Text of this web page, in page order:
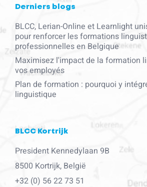
Derniers blogs
BLCC, Lerian-Online et Learnlight
pour renforcer les formations
professionnelles en Belgique
Maximisez l'impact de la formation
vos employés
Plan de formation : pourquoi y
linguistique
BLCC Kortrijk
President Kennedylaan 9B
8500 Kortrijk, België
+32 (0) 56 22 73 51